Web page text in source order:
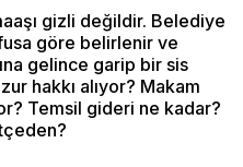
gizli değildir. Belediye
göre belirlenir ve
gelince garip bir sis
hakkı alıyor? Makam
Temsil gideri ne kadar?